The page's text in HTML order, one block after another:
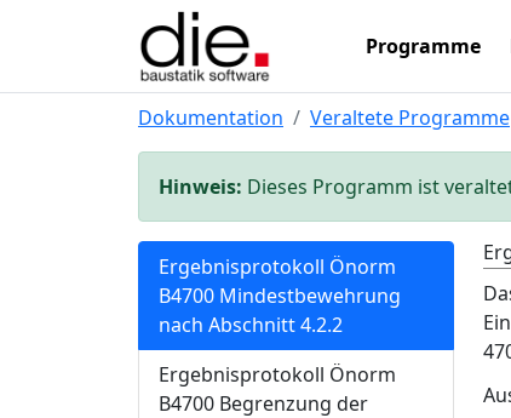
Programme
Dokumentation Veraltete Programme
Hinweis: Dieses Programm ist
Ergebnisprotokoll Önorm
B4700 Mindestbewehrung
nach Abschnitt 4.2.2
Ergebnisprotokoll Önorm
B4700 Begrenzung der